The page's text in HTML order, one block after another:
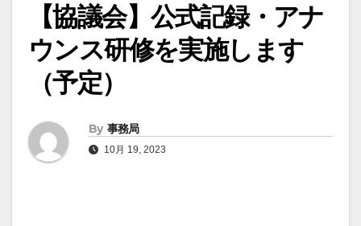
【協議会】公式記録・アナ
ウンス研修を実施します
（予定）
By 事務局
10月 19, 2023